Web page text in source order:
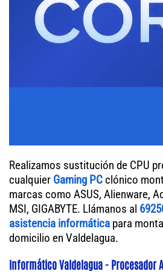
Realizamos sustitución de CPU
cualquier Gaming PC clónico
marcas como ASUS, Alienware,
MSI, GIGABYTE. Llámanos al
asistencia informática para
domicilio en Valdelagua.
Informático Valdelagua - Procesador